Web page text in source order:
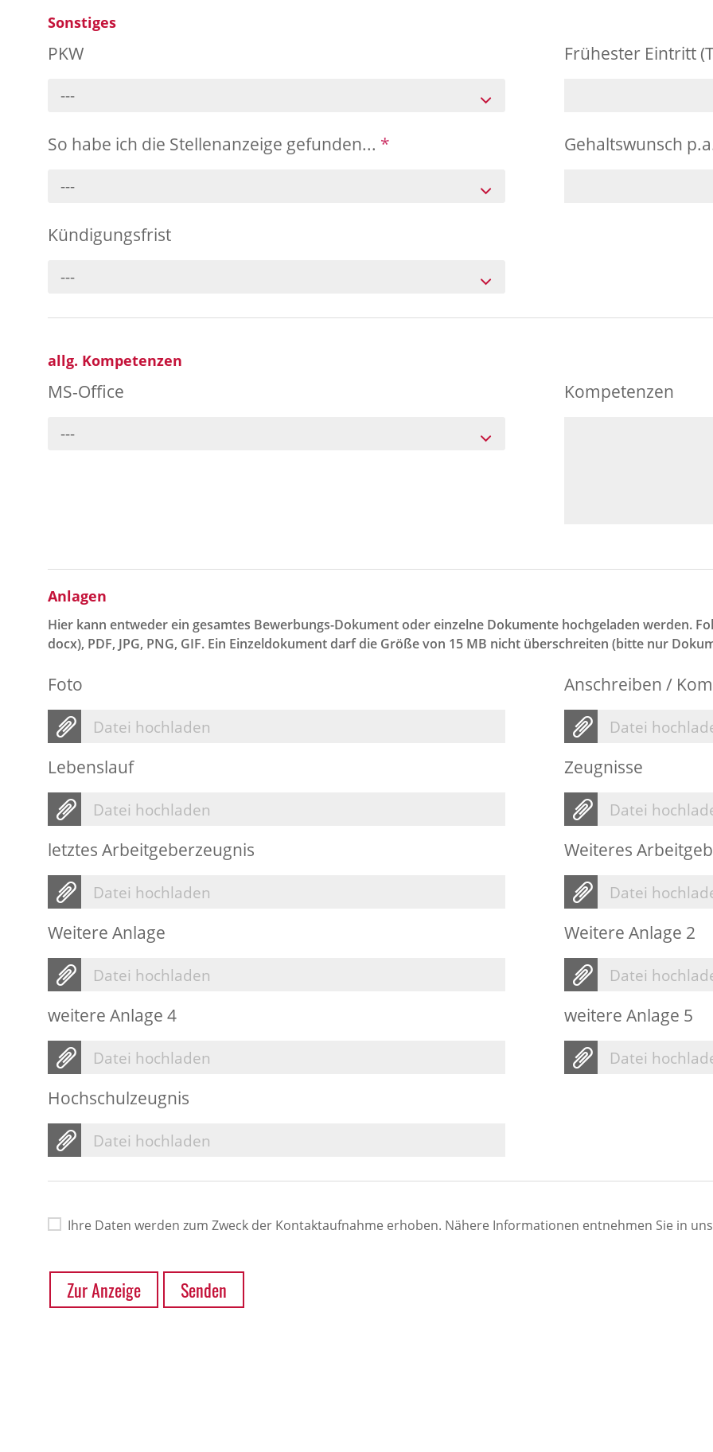
Sonstiges
PKW
---
Frühester Eintritt
So habe ich die Stellenanzeige gefunden... *
---
Gehaltswunsch
Kündigungsfrist
---
allg. Kompetenzen
MS-Office
---
Kompetenzen
Anlagen
Hier kann entweder ein gesamtes Bewerbungs-Dokument oder einzelne Dokumente hochgeladen werden.
docx), PDF, JPG, PNG, GIF. Ein Einzeldokument darf die Größe von 15 MB nicht überschreiten (bitte nur
Foto
Datei hochladen
Anschreiben /
Datei
Lebenslauf
Datei hochladen
Zeugnisse
Datei
letztes Arbeitgeberzeugnis
Datei hochladen
Weiteres
Datei
Weitere Anlage
Datei hochladen
Weitere Anlage 2
Datei
weitere Anlage 4
Datei hochladen
weitere Anlage 5
Datei
Hochschulzeugnis
Datei hochladen
Ihre Daten werden zum Zweck der Kontaktaufnahme erhoben. Nähere Informationen entnehmen Sie in
Zur Anzeige Senden